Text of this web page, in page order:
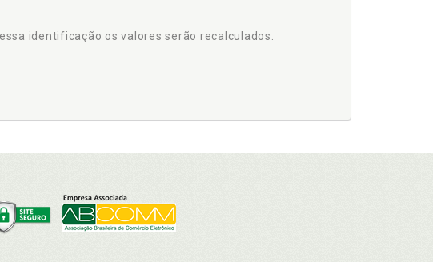
identificação os valores serão recalculados.